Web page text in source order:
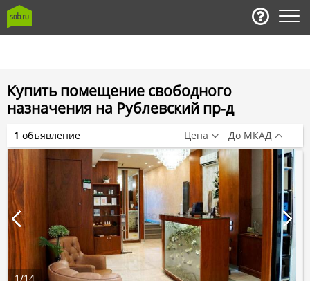
Купить помещение свободного
назначения на Рублевский пр-д
1/14
1 объявление Цена До МКАД